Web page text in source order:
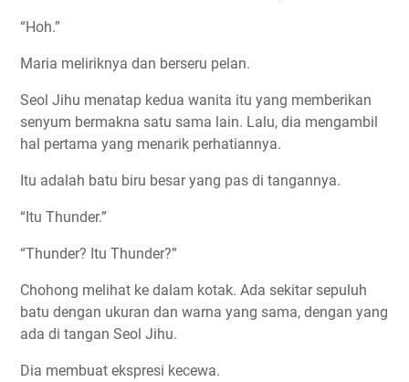
“Hoh.”
Maria meliriknya dan berseru pelan.
Seol Jihu menatap kedua wanita itu yang memberikan
senyum bermakna satu sama lain. Lalu, dia mengambil
hal pertama yang menarik perhatiannya.
Itu adalah batu biru besar yang pas di tangannya.
“Itu Thunder.”
“Thunder? Itu Thunder?”
Chohong melihat ke dalam kotak. Ada sekitar sepuluh
batu dengan ukuran dan warna yang sama, dengan yang
ada di tangan Seol Jihu.
Dia membuat ekspresi kecewa.